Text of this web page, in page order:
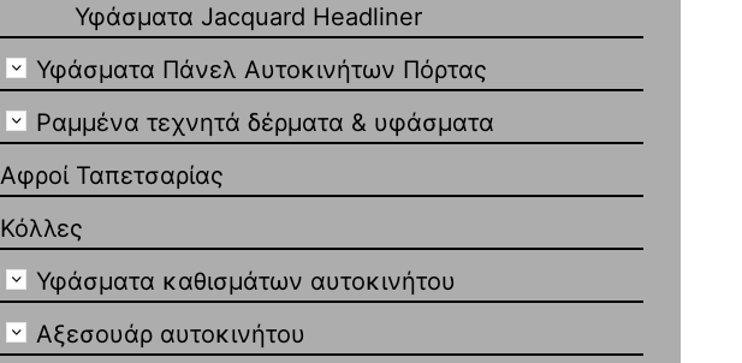
Υφάσματα Jacquard Headliner
Υφάσματα Πάνελ Αυτοκινήτων Πόρτας
Ραμμένα τεχνητά δέρματα & υφάσματα
Αφροί Ταπετσαρίας
Κόλλες
Υφάσματα καθισμάτων αυτοκινήτου
Αξεσουάρ αυτοκινήτου